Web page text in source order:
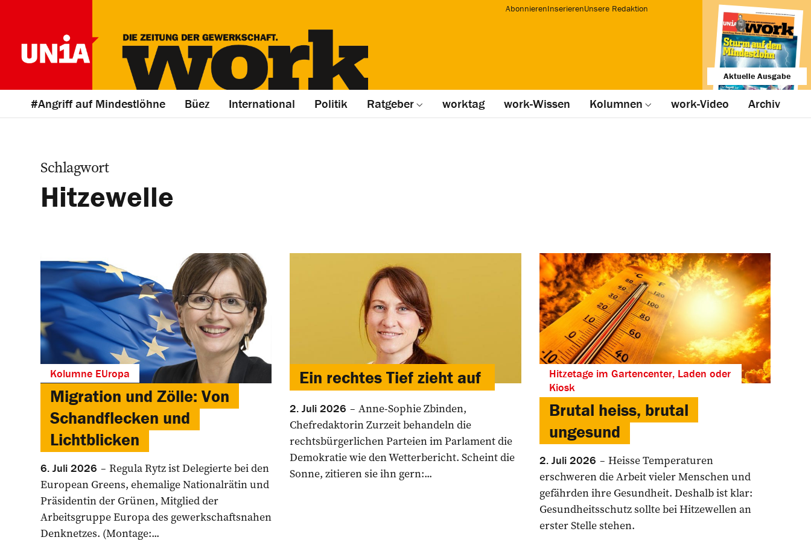
AbonnierenInserierenUnsere Redaktion
Aktuelle Ausgabe
#Angriff auf Mindestlöhne Büez International Politik Ratgeber worktag work-Wissen Kolumnen work-Video Archiv
Schlagwort
Hitzewelle
Kolumne EUropa
Migration und Zölle: Von
Schandflecken und
Lichtblicken
6. Juli 2026
Regula Rytz ist Delegierte bei den
European Greens, ehemalige Nationalrätin und
Präsidentin der Grünen, Mitglied der
Arbeitsgruppe Europa des ­gewerkschaftsnahen
Denknetzes. (Montage:...
Ein rechtes Tief zieht auf
2. Juli 2026
Anne-Sophie Zbinden,
Chefredaktorin Zurzeit behandeln die
rechtsbürgerlichen ­Parteien im Parlament die
Demokratie wie den Wetterbericht. Scheint die
Sonne, zitieren sie ihn gern:...
Hitzetage im Gartencenter, Laden oder
Kiosk
Brutal heiss, brutal
ungesund
2. Juli 2026
Heisse Temperaturen
erschweren die Arbeit vieler Menschen und
gefährden ihre Gesundheit. Deshalb ist klar:
Gesundheitsschutz sollte bei Hitzewellen an
erster Stelle stehen.